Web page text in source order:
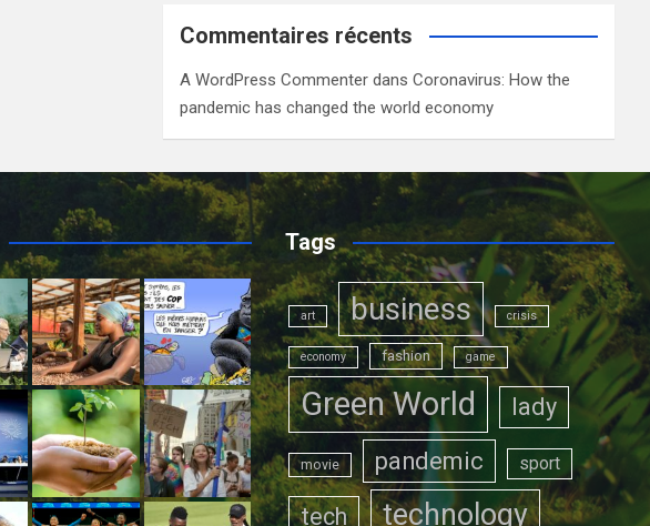
Commentaires récents
A WordPress Commenter dansCoronavirus: How the
pandemic has changed the world economy
Tags
art business crisis
economy fashion game
Green World lady
movie pandemic sport
tech technology